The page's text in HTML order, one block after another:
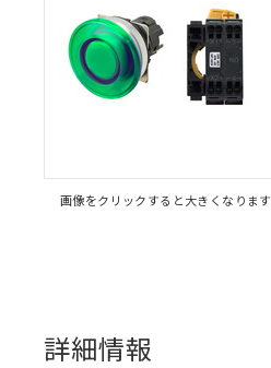
画像をクリックすると大きくなります
詳細情報